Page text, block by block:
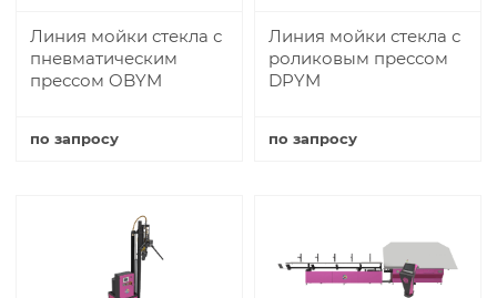
Линия мойки стекла с
пневматическим
прессом OBYM
по запросу
Линия мойки стекла с
роликовым прессом
DPYM
по запросу